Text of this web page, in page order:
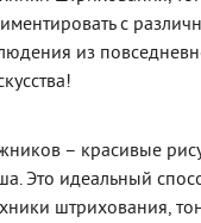
с
из
– красивые
Это идеальный
штрихования,